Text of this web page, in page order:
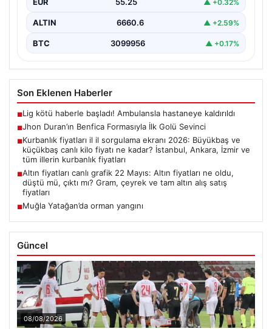
▲ +0.32%
ALTIN 6660.6 ▲ +2.59%
BTC 3099956 ▲ +0.17%
Son Eklenen Haberler
■Lig kötü haberle başladı! Ambulansla hastaneye kaldırıldı
■Jhon Duran’ın Benfica Formasıyla İlk Golü Sevinci
■Kurbanlık fiyatları il il sorgulama ekranı 2026: Büyükbaş ve
küçükbaş canlı kilo fiyatı ne kadar? İstanbul, Ankara, İzmir ve
tüm illerin kurbanlık fiyatları
■Altın fiyatları canlı grafik 22 Mayıs: Altın fiyatları ne oldu,
düştü mü, çıktı mı? Gram, çeyrek ve tam altın alış satış
fiyatları
■Muğla Yatağan’da orman yangını
Güncel
08/08/2026